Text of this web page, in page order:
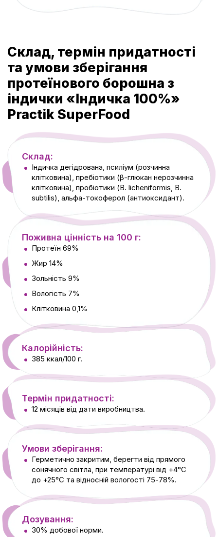
Склад, термін придатності
та умови зберігання
протеїнового борошна з
індички «Індичка 100%»
Practik SuperFood
Склад:
Індичка дегідрована, псиліум (розчинна
клітковина), пребіотики (β-глюкан нерозчинна
клітковина), пробіотики (B. licheniformis, B.
subtilis), альфа-токоферол (антиоксидант).
Поживна цінність на 100 г:
Протеїн 69%
Жир 14%
Зольність 9%
Вологість 7%
Клітковина 0,1%
Калорійність:
385 ккал/100 г.
Термін придатності:
12 місяців від дати виробництва.
Умови зберігання:
Герметично закритим, берегти від прямого
сонячного світла, при температурі від +4°С
до +25°С та відносній вологості 75-78%.
Дозування:
30% добової норми.